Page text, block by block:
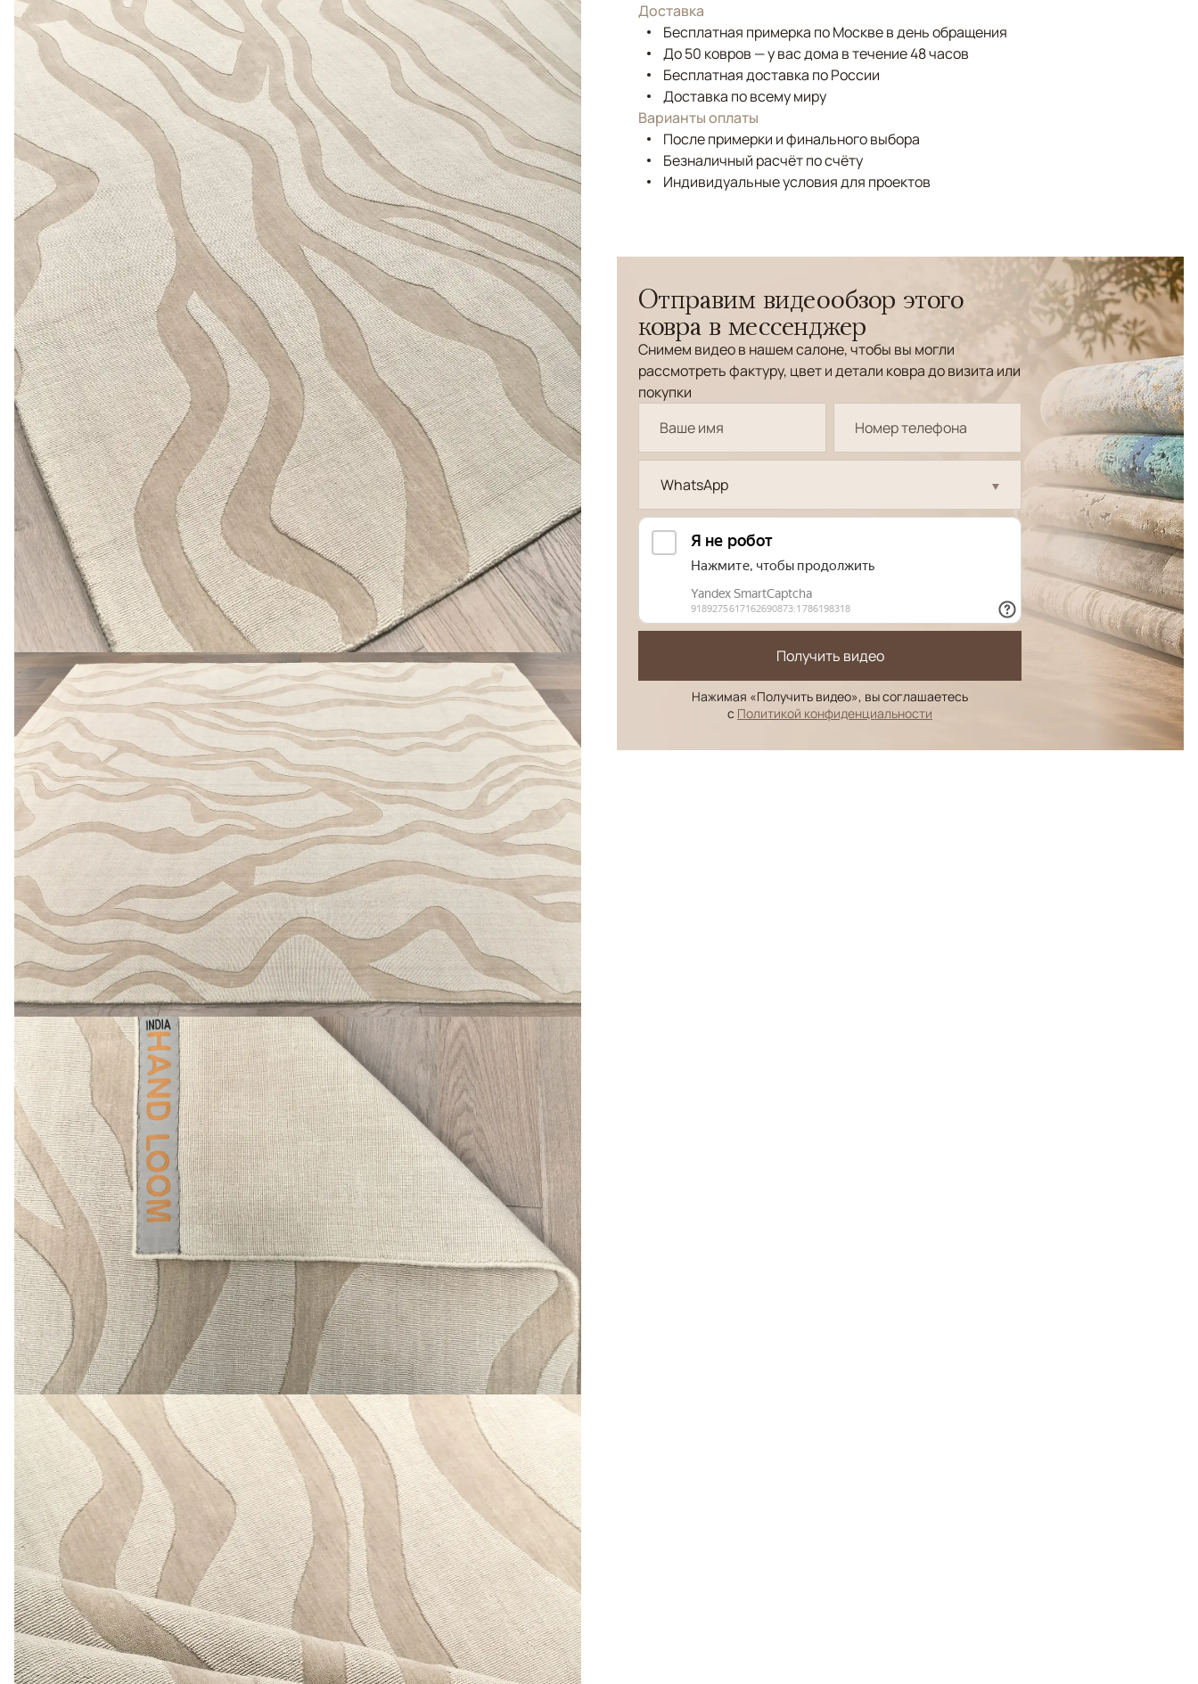
Доставка
Бесплатная примерка по Москве в день обращения
До 50 ковров — у вас дома в течение 48 часов
Бесплатная доставка по России
Доставка по всему миру
Варианты оплаты
После примерки и финального выбора
Безналичный расчёт по счёту
Индивидуальные условия для проектов
Отправим видеообзор этого
ковра в мессенджер
Снимем видео в нашем салоне, чтобы вы могли
рассмотреть фактуру, цвет и детали ковра до визита или
покупки
WhatsApp
Получить видео
Нажимая «Получить видео», вы соглашаетесь
с Политикой конфиденциальности